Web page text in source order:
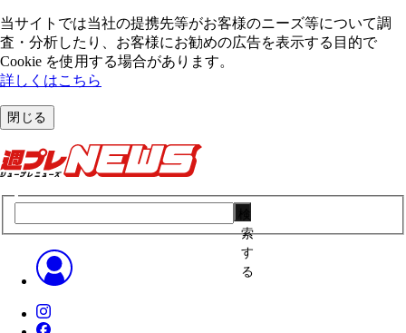
当サイトでは当社の提携先等がお客様のニーズ等について調
査・分析したり、お客様にお勧めの広告を表⽰する⽬的で
Cookie を使⽤する場合があります。
詳しくはこちら
閉じる
索
す
る